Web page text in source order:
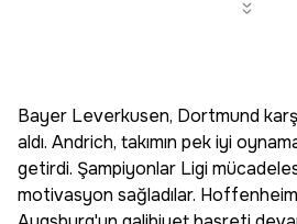
Bayer Leverkusen, Dortmund
aldı. Andrich, takımın pek iyi
getirdi. Şampiyonlar Ligi
motivasyon sağladılar.